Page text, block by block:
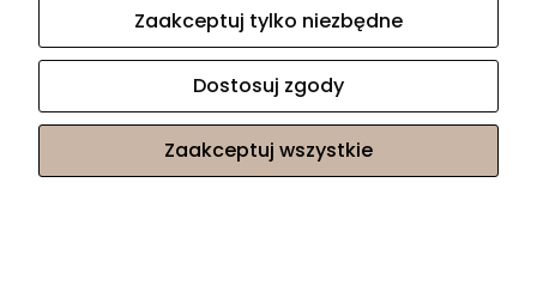
OBRAZ NA PŁÓTNIE OBRAZ NA ŚCIANĘ KWIATY ZIELONY
Zaakceptuj tylko niezbędne
Dostosuj zgody
Zaakceptuj wszystkie